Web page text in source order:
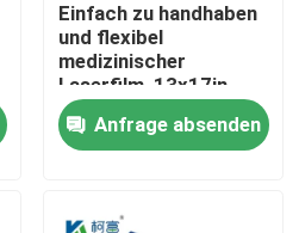
Einfach zu handhaben
und flexibel
medizinischer
Laserfilm, 13x17in,
0,15mm, mit einer
glatten und
biegfähigen
Anfrage absenden